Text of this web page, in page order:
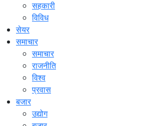
सहकारी
विविध
सेयर
समाचार
समाचार
राजनीति
विश्व
प्रवास
बजार
उद्योग